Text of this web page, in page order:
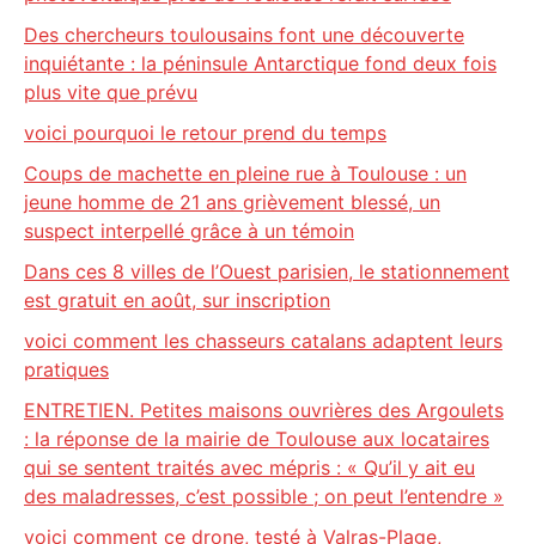
Des chercheurs toulousains font une découverte
inquiétante : la péninsule Antarctique fond deux fois
plus vite que prévu
voici pourquoi le retour prend du temps
Coups de machette en pleine rue à Toulouse : un
jeune homme de 21 ans grièvement blessé, un
suspect interpellé grâce à un témoin
Dans ces 8 villes de l’Ouest parisien, le stationnement
est gratuit en août, sur inscription
voici comment les chasseurs catalans adaptent leurs
pratiques
ENTRETIEN. Petites maisons ouvrières des Argoulets
: la réponse de la mairie de Toulouse aux locataires
qui se sentent traités avec mépris : « Qu’il y ait eu
des maladresses, c’est possible ; on peut l’entendre »
voici comment ce drone, testé à Valras-Plage,